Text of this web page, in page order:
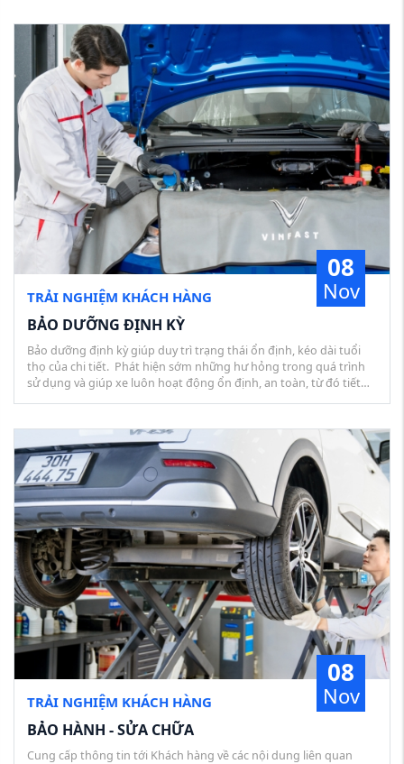
08
Nov
TRẢI NGHIỆM KHÁCH HÀNG
BẢO DƯỠNG ĐỊNH KỲ
Bảo dưỡng định kỳ giúp duy trì trạng thái ổn định, kéo dài tuổi
thọ của chi tiết. Phát hiện sớm những hư hỏng trong quá trình
sử dụng và giúp xe luôn hoạt động ổn định, an toàn, từ đó tiết
dụng). Đây là điều kiện cần để được hưởng chính sách bảo hành.
08
Nov
TRẢI NGHIỆM KHÁCH HÀNG
BẢO HÀNH - SỬA CHỮA
Cung cấp thông tin tới Khách hàng về các nội dung liên quan